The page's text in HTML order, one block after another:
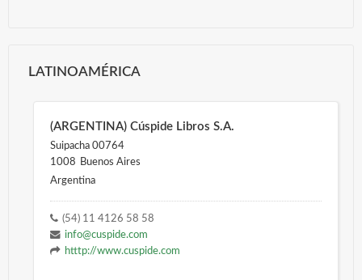
LATINOAMÉRICA
(ARGENTINA) Cúspide Libros S.A.
Suipacha 00764
1008
Buenos Aires
Argentina
(54) 11 4126 58 58
info@cuspide.com
htttp://www.cuspide.com